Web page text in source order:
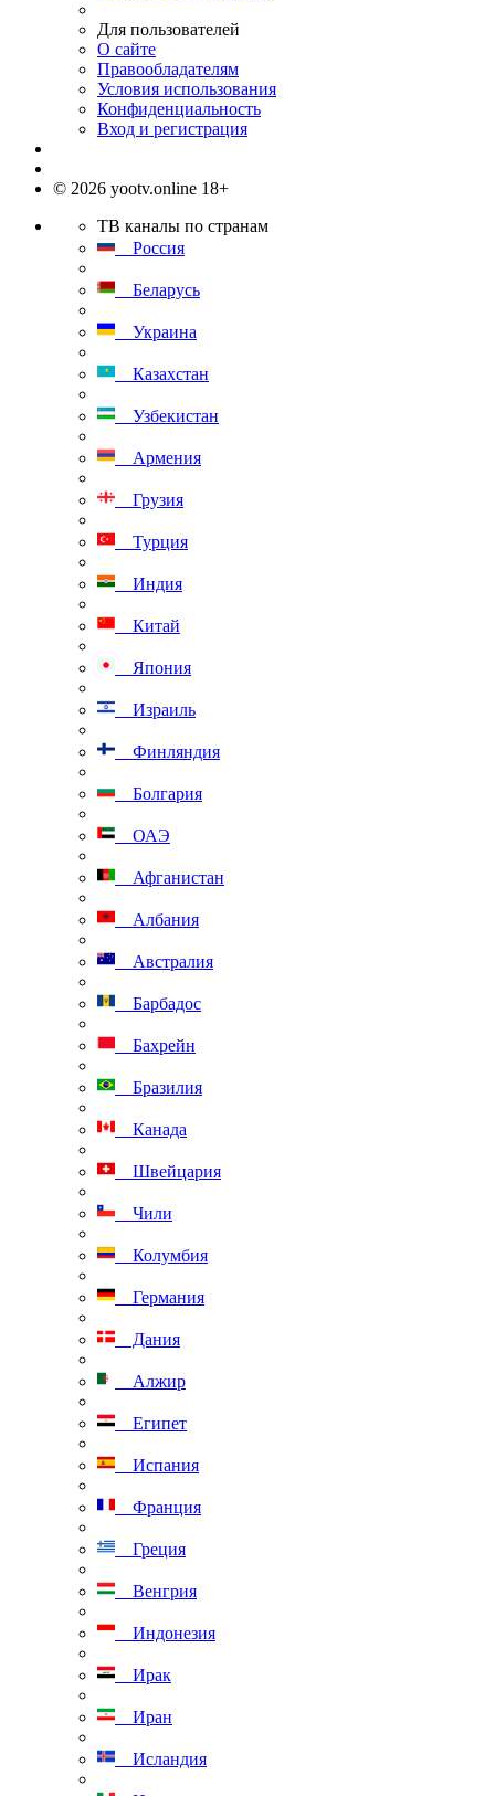
Для пользователей
О сайте
Правообладателям
Условия использования
Конфиденциальность
Вход и регистрация
© 2026 yootv.online 18+
ТВ каналы по странам
Россия
Беларусь
Украина
Казахстан
Узбекистан
Армения
Грузия
Турция
Индия
Китай
Япония
Израиль
Финляндия
Болгария
ОАЭ
Афганистан
Албания
Австралия
Барбадос
Бахрейн
Бразилия
Канада
Швейцария
Чили
Колумбия
Германия
Дания
Алжир
Египет
Испания
Франция
Греция
Венгрия
Индонезия
Ирак
Иран
Исландия